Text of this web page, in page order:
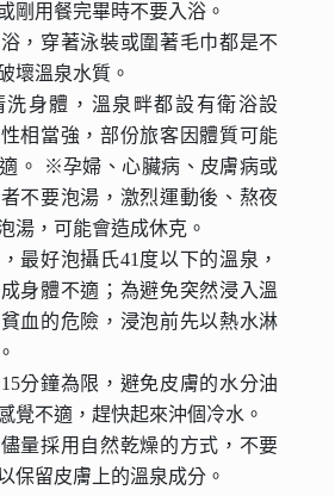
剛用餐完畢時不要入浴。
，穿著泳裝或圍著毛巾都是不
壞溫泉水質。
洗身體，溫泉畔都設有衛浴設
相當強，部份旅客因體質可能
。 ※孕婦、心臟病、皮膚病或
不要泡湯，激烈運動後、熬夜
湯，可能會造成休克。
最好泡攝氏41度以下的溫泉，
身體不適；為避免突然浸入溫
血的危險，浸泡前先以熱水淋
分鐘為限，避免皮膚的水分油
覺不適，趕快起來沖個冷水。
量採用自然乾燥的方式，不要
保留皮膚上的溫泉成分。